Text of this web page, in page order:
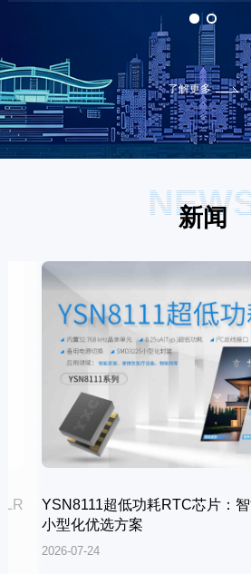
了解更多
新闻
YSN8111超低功耗RTC芯片：
小型化优选方案
2026-07-24